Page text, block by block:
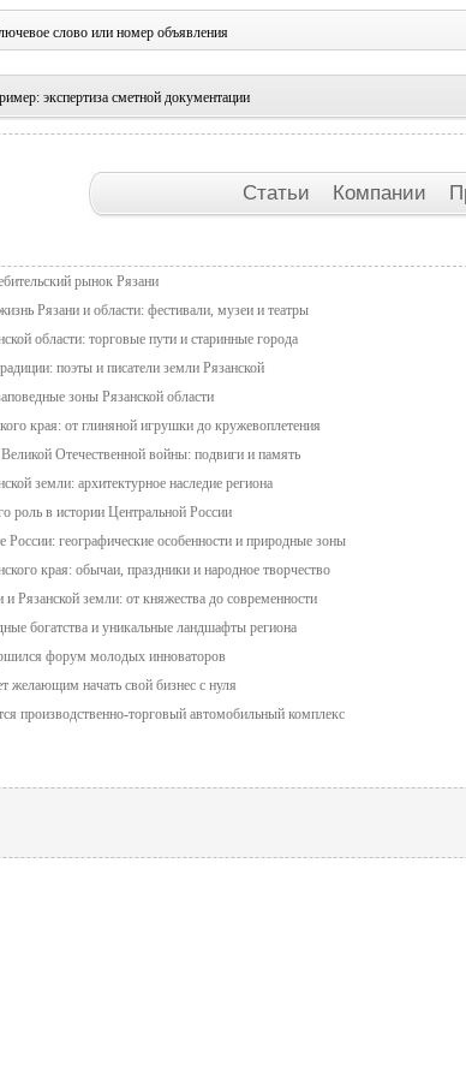
слово или номер объявления
экспертиза сметной документации
Статьи Компании
рынок Рязани
Рязани и области: фестивали, музеи и театры
области: торговые пути и старинные города
поэты и писатели земли Рязанской
зоны Рязанской области
края: от глиняной игрушки до кружевоплетения
Отечественной войны: подвиги и память
земли: архитектурное наследие региона
роль в истории Центральной России
России: географические особенности и природные зоны
края: обычаи, праздники и народное творчество
и Рязанской земли: от княжества до современности
богатства и уникальные ландшафты региона
форум молодых инноваторов
желающим начать свой бизнес с нуля
производственно-торговый автомобильный комплекс